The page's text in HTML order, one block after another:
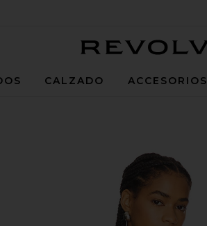
CALZADO ACCESORIOS